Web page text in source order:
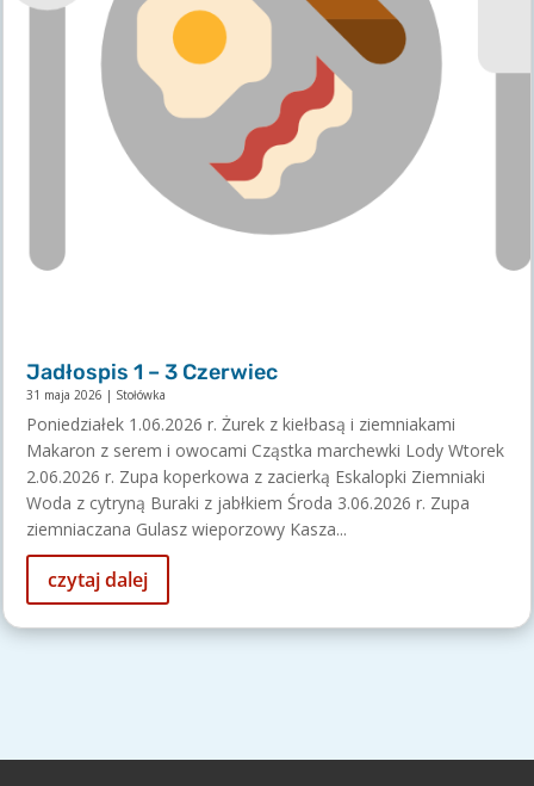
Jadłospis 1 – 3 Czerwiec
31 maja 2026 | Stołówka
Poniedziałek 1.06.2026 r. Żurek z kiełbasą i ziemniakami
Makaron z serem i owocami Cząstka marchewki Lody Wtorek
2.06.2026 r. Zupa koperkowa z zacierką Eskalopki Ziemniaki
Woda z cytryną Buraki z jabłkiem Środa 3.06.2026 r. Zupa
ziemniaczana Gulasz wieporzowy Kasza...
czytaj dalej